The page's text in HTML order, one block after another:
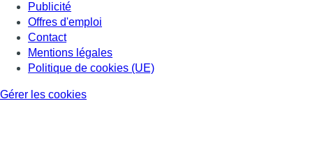
Publicité
Offres d'emploi
Contact
Mentions légales
Politique de cookies (UE)
Gérer les cookies